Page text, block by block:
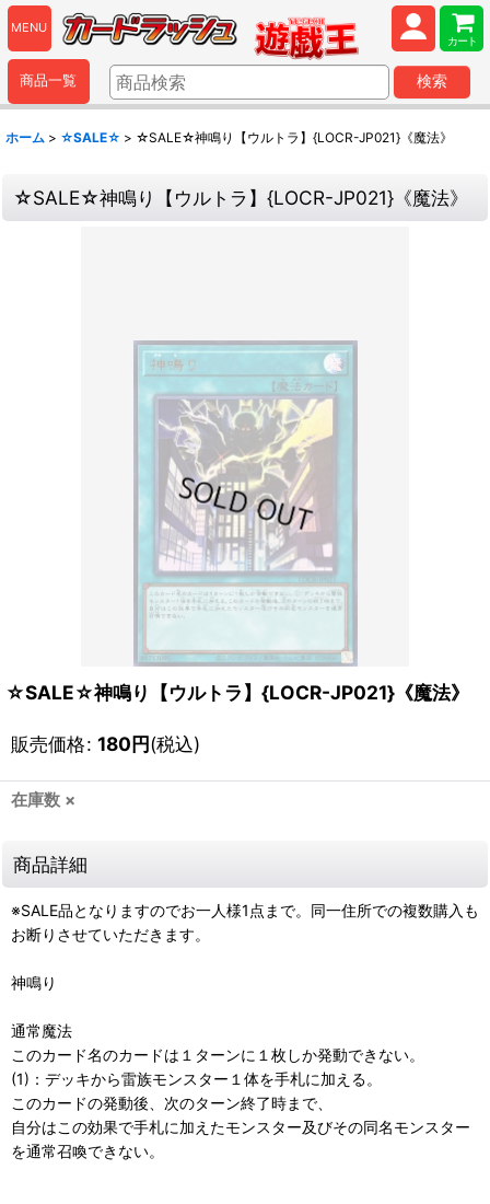
MENU
カート
商品一覧 検索
ホーム > ☆SALE☆ > ☆SALE☆神鳴り【ウルトラ】{LOCR-JP021}《魔法》
☆SALE☆神鳴り【ウルトラ】{LOCR-JP021}《魔法》
☆SALE☆神鳴り【ウルトラ】{LOCR-JP021}《魔法》
販売価格: 180円(税込)
在庫数 ×
商品詳細
※SALE品となりますのでお一人様1点まで。同一住所での複数購入も
お断りさせていただきます。
神鳴り
通常魔法
このカード名のカードは１ターンに１枚しか発動できない。
(1)：デッキから雷族モンスター１体を手札に加える。
このカードの発動後、次のターン終了時まで、
自分はこの効果で手札に加えたモンスター及びその同名モンスター
を通常召喚できない。